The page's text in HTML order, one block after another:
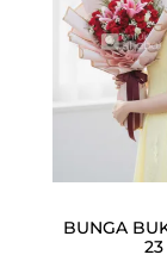
BUNGA
23